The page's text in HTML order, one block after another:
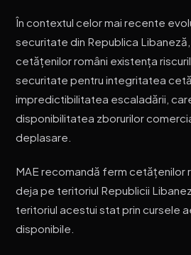
În contextul celor mai recente
securitate din Republica
cetățenilor români existența
securitate pentru integritatea
impredictibilitatea escaladării,
disponibilitatea zborurilor
deplasare.
MAE recomandă ferm cetățenilor
deja pe teritoriul Republicii
teritoriul acestui stat prin cursele
disponibile.